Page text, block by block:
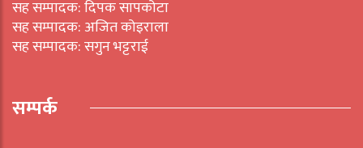
सह सम्पादक: दिपक सापकोटा
सह सम्पादक: अजित कोइराला
सह सम्पादक: सगुन भट्टराई
सम्पर्क